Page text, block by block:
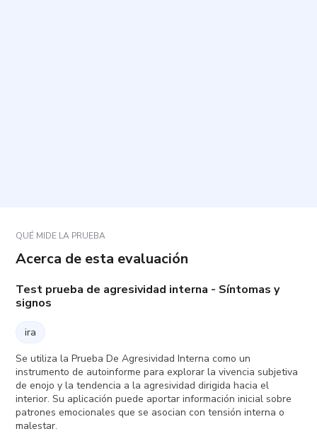
QUÉ MIDE LA PRUEBA
Acerca de esta evaluación
Test prueba de agresividad interna - Síntomas y
signos
ira
Se utiliza la Prueba De Agresividad Interna como un
instrumento de autoinforme para explorar la vivencia subjetiva
de enojo y la tendencia a la agresividad dirigida hacia el
interior. Su aplicación puede aportar información inicial sobre
patrones emocionales que se asocian con tensión interna o
malestar.